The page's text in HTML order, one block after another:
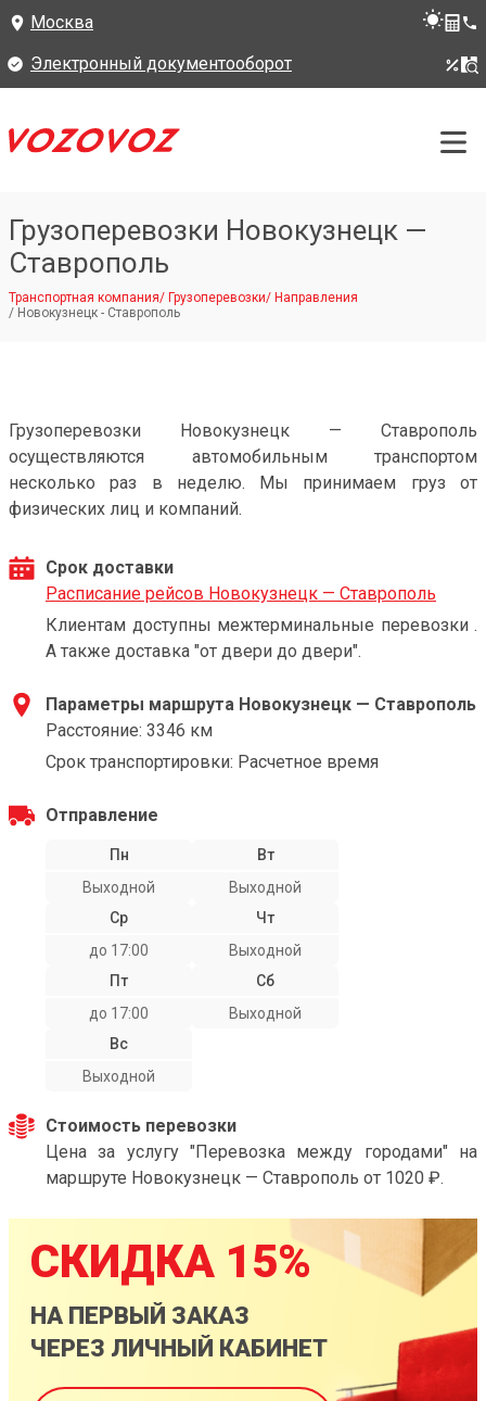
Москва
Электронный документооборот
Грузоперевозки Новокузнецк —
Ставрополь
Транспортная компания/ Грузоперевозки/ Направления
/ Новокузнецк - Ставрополь
Грузоперевозки Новокузнецк — Ставрополь
осуществляются автомобильным транспортом
несколько раз в неделю. Мы принимаем груз от
физических лиц и компаний.
Срок доставки
Расписание рейсов Новокузнецк — Ставрополь
Клиентам доступны межтерминальные перевозки .
А также доставка "от двери до двери".
Параметры маршрута Новокузнецк — Ставрополь
Расстояние: 3346 км
Срок транспортировки: Расчетное время
Отправление
Пн
Выходной
Вт
Выходной
Ср
до 17:00
Чт
Выходной
Пт
до 17:00
Сб
Выходной
Вс
Выходной
Стоимость перевозки
Цена за услугу "Перевозка между городами" на
маршруте Новокузнецк — Ставрополь от 1020 ₽.
СКИДКА 15%
НА ПЕРВЫЙ ЗАКАЗ
ЧЕРЕЗ ЛИЧНЫЙ КАБИНЕТ